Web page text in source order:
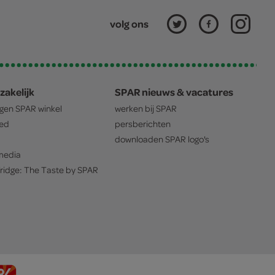
volg ons
SPAR winkel
The Taste bySPAR
SPAR nieuws & vacatures
werken bij SPAR
persberichten
downloaden SPAR logo's